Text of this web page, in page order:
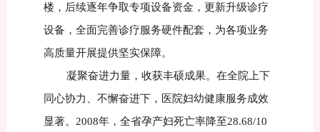
楼，后续逐年争取专项设备资金，更新升级诊疗
设备，全面完善诊疗服务硬件配套，为各项业务
高质量开展提供坚实保障。
凝聚奋进力量，收获丰硕成果。在全院上下
同心协力、不懈奋进下，医院妇幼健康服务成效
显著。2008年，全省孕产妇死亡率降至28.68/10